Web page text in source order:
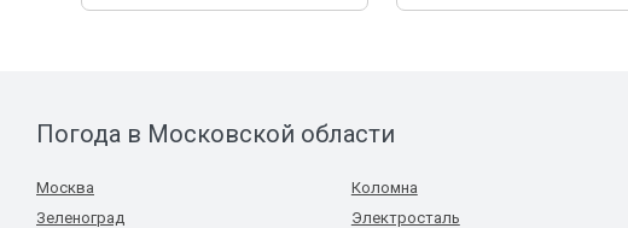
Погода в Московской области
Москва
Зеленоград
Коломна
Электросталь